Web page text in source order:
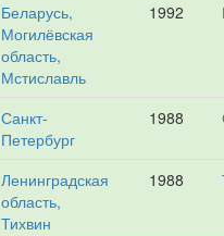
Беларусь,
Могилёвская
область,
Мстиславль
1992
Санкт-
Петербург
1988
Ленинградская
область,
Тихвин
1988